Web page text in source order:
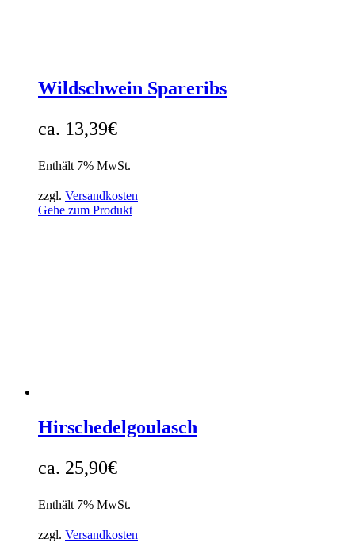
Wildschwein Spareribs
13,39€
Enthält 7% MwSt.
zzgl. Versandkosten
Gehe zum Produkt
Hirschedelgoulasch
25,90€
Enthält 7% MwSt.
zzgl. Versandkosten